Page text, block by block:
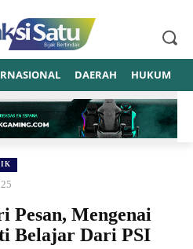
DAERAH HUKUM
Pesan, Mengenai
Belajar Dari PSI